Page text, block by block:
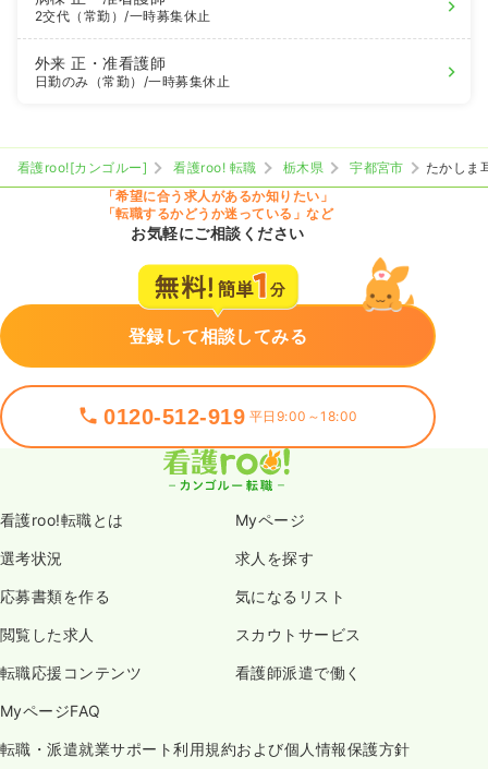
2交代（常勤）/一時募集休止
外来正・准看護師
日勤のみ（常勤） /一時募集休止
看護roo![カンゴルー] 看護roo! 転職 栃木県 宇都宮市
たかしま
「希望に合う求人があるか知りたい」
「転職するかどうか迷っている」など
お気軽にご相談ください
登録して相談してみる
0120-512-919 平日9:00～18:00
看護roo!転職とは Myページ
選考状況 求人を探す
応募書類を作る 気になるリスト
閲覧した求人 スカウトサービス
転職応援コンテンツ 看護師派遣で働く
MyページFAQ
転職・派遣就業サポート利用規約および個人情報保護方針